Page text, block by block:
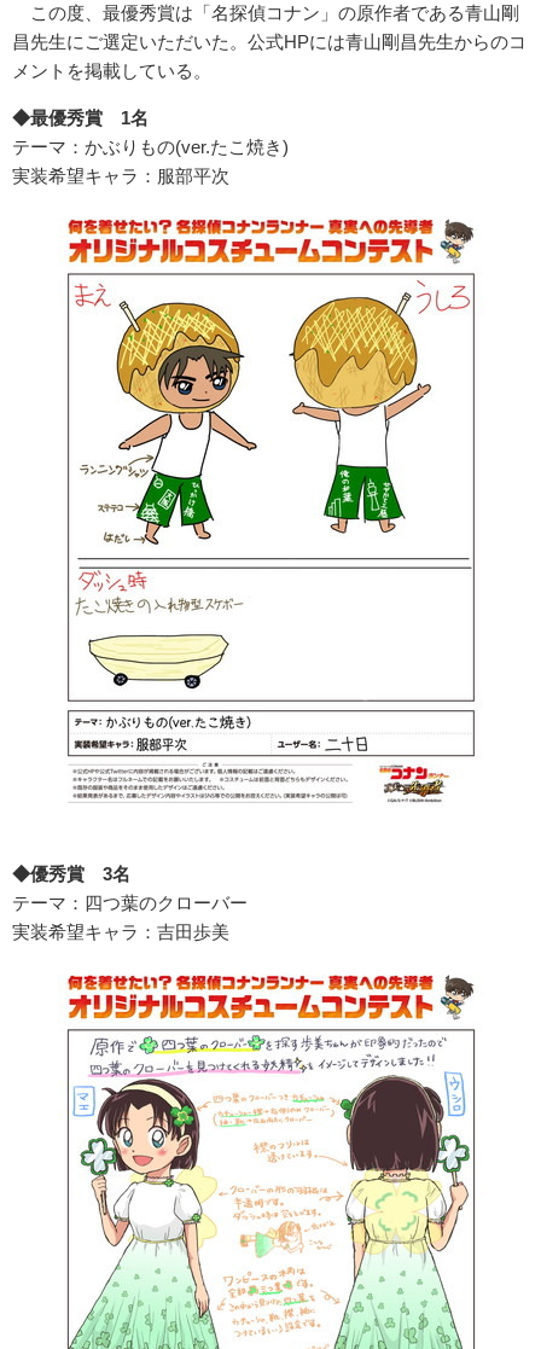
この度、最優秀賞は「名探偵コナン」の原作者である青山剛
昌先生にご選定いただいた。公式HPには青山剛昌先生からのコ
メントを掲載している。
◆最優秀賞 1名
テーマ：かぶりもの(ver.たこ焼き)
実装希望キャラ：服部平次
◆優秀賞 3名
テーマ：四つ葉のクローバー
実装希望キャラ：吉田歩美